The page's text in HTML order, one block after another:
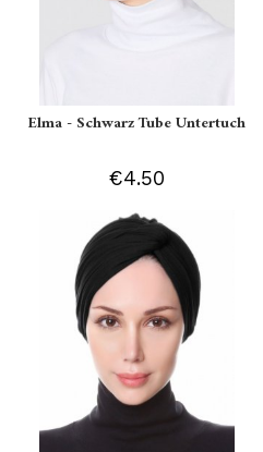
Elma - Schwarz Tube Untertuch
€4.50